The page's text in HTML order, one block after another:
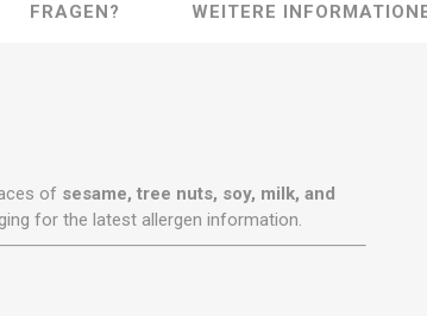
FRAGEN? WEITERE
of sesame, tree nuts, soy, milk, and
for the latest allergen information.